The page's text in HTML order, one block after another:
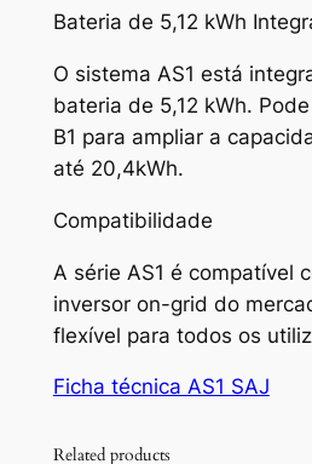
Bateria de 5,12 kWh
O sistema AS1 está
bateria de 5,12 kWh.
B1 para ampliar a
até 20,4kWh.
Compatibilidade
A série AS1 é compatível
inversor on-grid do
flexível para todos os
Ficha técnica AS1 SAJ
Related products